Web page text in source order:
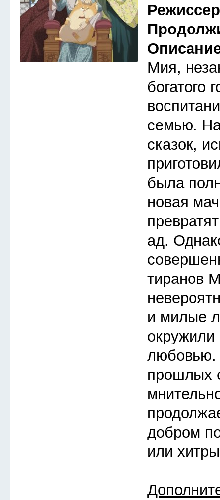
Мия,
богатого
семью.
сказок,
была
новая
ад.
тиранов
и милые
окружили
любовью.
прошлых
добром
или